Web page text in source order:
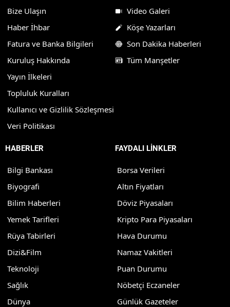
Bize Ulaşın
Haber İhbar
Fatura ve Banka Bilgileri
Kuruluş Hakkında
Yayın İlkeleri
Topluluk Kuralları
Kullanıcı ve Gizlilik Sözleşmesi
Veri Politikası
Video Galeri
Köşe Yazarları
Son Dakika Haberleri
Tüm Manşetler
HABERLER
Bilgi Bankası
Biyografi
Bilim Haberleri
Yemek Tarifleri
Rüya Tabirleri
Dizi&Film
Teknoloji
Sağlık
Dünya
FAYDALI LİNKLER
Borsa Verileri
Altın Fiyatları
Döviz Piyasaları
Kripto Para Piyasaları
Hava Durumu
Namaz Vakitleri
Puan Durumu
Nöbetçi Eczaneler
Günlük Gazeteler